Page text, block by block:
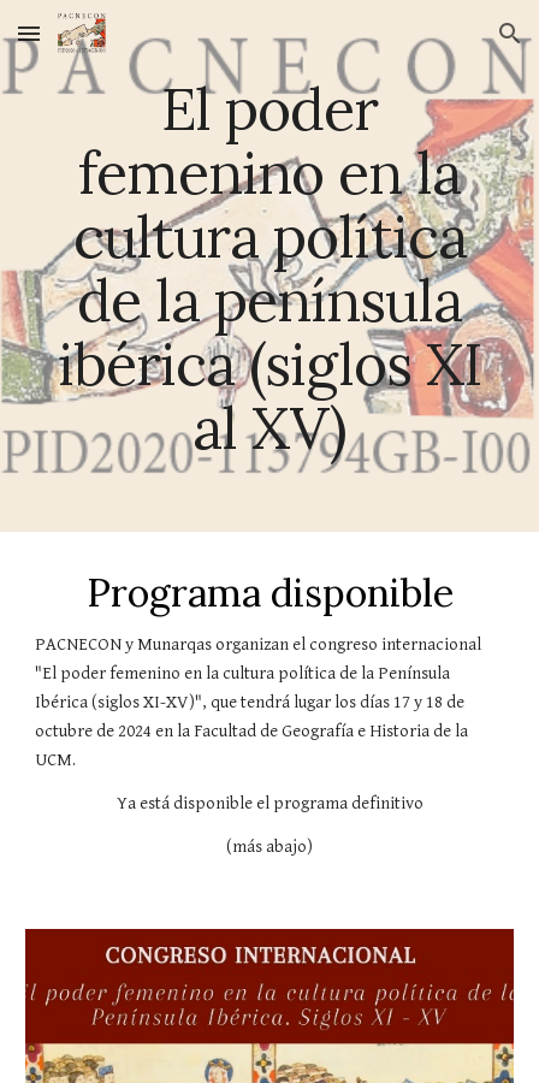
Skip to main content Skip to navigation
El poder
femenino en la
cultura política
de la península
ibérica (siglos XI
al XV)
Programa disponible
PACNECON y Munarqas organizan el congreso internacional
"El poder femenino en la cultura política de la Península
Ibérica (siglos XI-XV)", que tendrá lugar los días 17 y 18 de
octubre de 2024 en la Facultad de Geografía e Historia de la
UCM.
Ya está disponible el programa definitivo
(más abajo)